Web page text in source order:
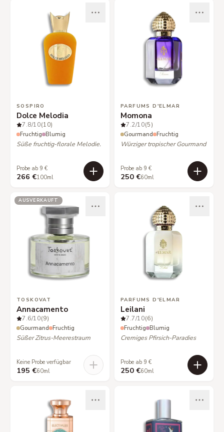
SOSPIRO
Dolce Melodia
7.8/10(10)
Fruchtig Blumig
Süße fruchtig-florale Melodie.
Probe ab 9 €
266 €100ml
PARFUMS D'ELMAR
Momona
7.2/10(5)
Gourmand Fruchtig
Würziger tropischer Gourmand
Probe ab 9 €
250 €60ml
AUSVERKAUFT
TOSKOVAT
Annacamento
7.6/10(9)
Gourmand Fruchtig
Süßer Zitrus-Meerestraum
Keine Probe verfügbar
195 €60ml
PARFUMS D'ELMAR
Leilani
7.7/10(6)
Fruchtig Blumig
Cremiges Pfirsich-Paradies
Probe ab 9 €
250 €60ml